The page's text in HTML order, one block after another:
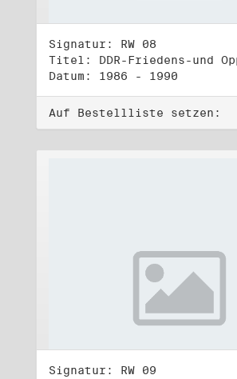
Signatur: RW 08
Datum: 1986 - 1990
Auf Bestellliste setzen:
Signatur: RW 09